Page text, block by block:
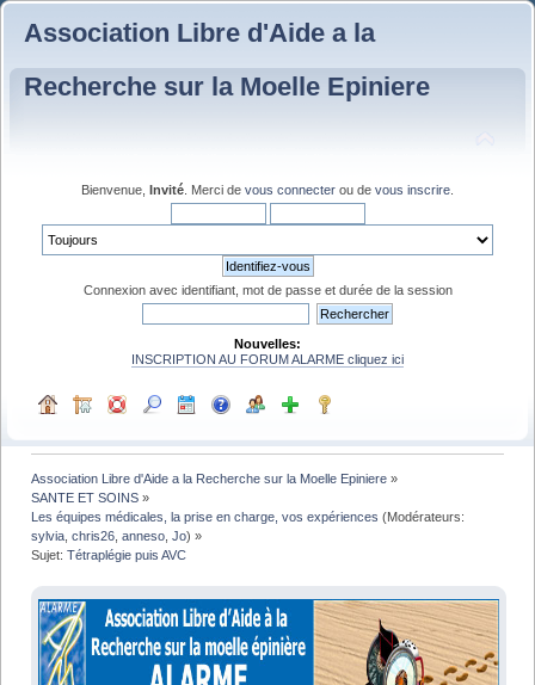
Association Libre d'Aide a la
Recherche sur la Moelle Epiniere
Bienvenue, Invité . Merci de vous connecter ou de vous inscrire
Connexion avec identifiant, mot de passe et durée de la session
Nouvelles:
INSCRIPTION AU FORUM ALARME cliquez ici
Association Libre d'Aide a la Recherche sur la Moelle Epiniere »
SANTE ET SOINS »
Les équipes médicales, la prise en charge, vos expériences (Modérateurs:
sylvia ,chris26 ,anneso ,Jo) »
Sujet:Tétraplégie puis AVC